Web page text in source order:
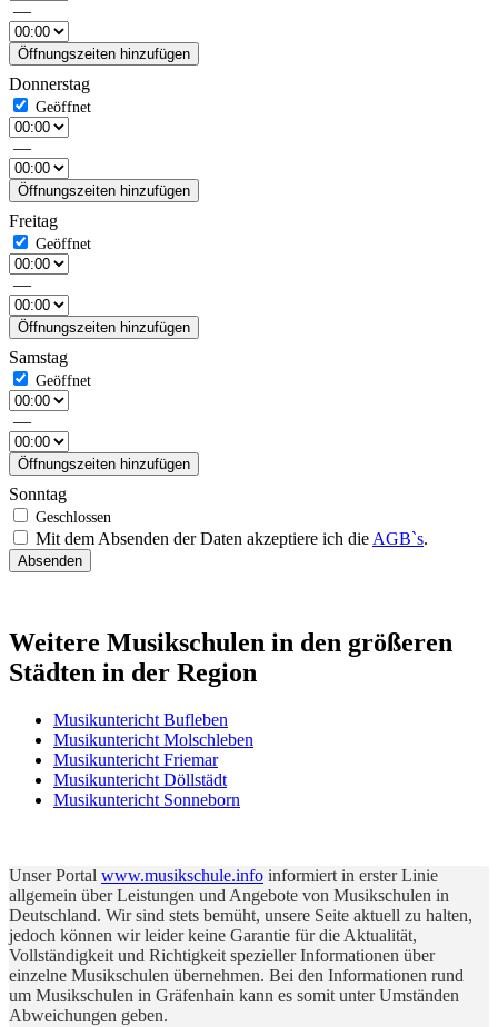
—
Öffnungszeiten hinzufügen
Donnerstag
—
Öffnungszeiten hinzufügen
Freitag
—
Öffnungszeiten hinzufügen
Samstag
—
Öffnungszeiten hinzufügen
Sonntag
Mit dem Absenden der Daten akzeptiere ich die AGB`s.
Absenden
Weitere Musikschulen in den größeren
Städten in der Region
Musikuntericht Bufleben
Musikuntericht Molschleben
Musikuntericht Friemar
Musikuntericht Döllstädt
Musikuntericht Sonneborn
Unser Portal www.musikschule.info informiert in erster Linie
allgemein über Leistungen und Angebote von Musikschulen in
Deutschland. Wir sind stets bemüht, unsere Seite aktuell zu halten,
jedoch können wir leider keine Garantie für die Aktualität,
Vollständigkeit und Richtigkeit spezieller Informationen über
einzelne Musikschulen übernehmen. Bei den Informationen rund
um Musikschulen in Gräfenhain kann es somit unter Umständen
Abweichungen geben.